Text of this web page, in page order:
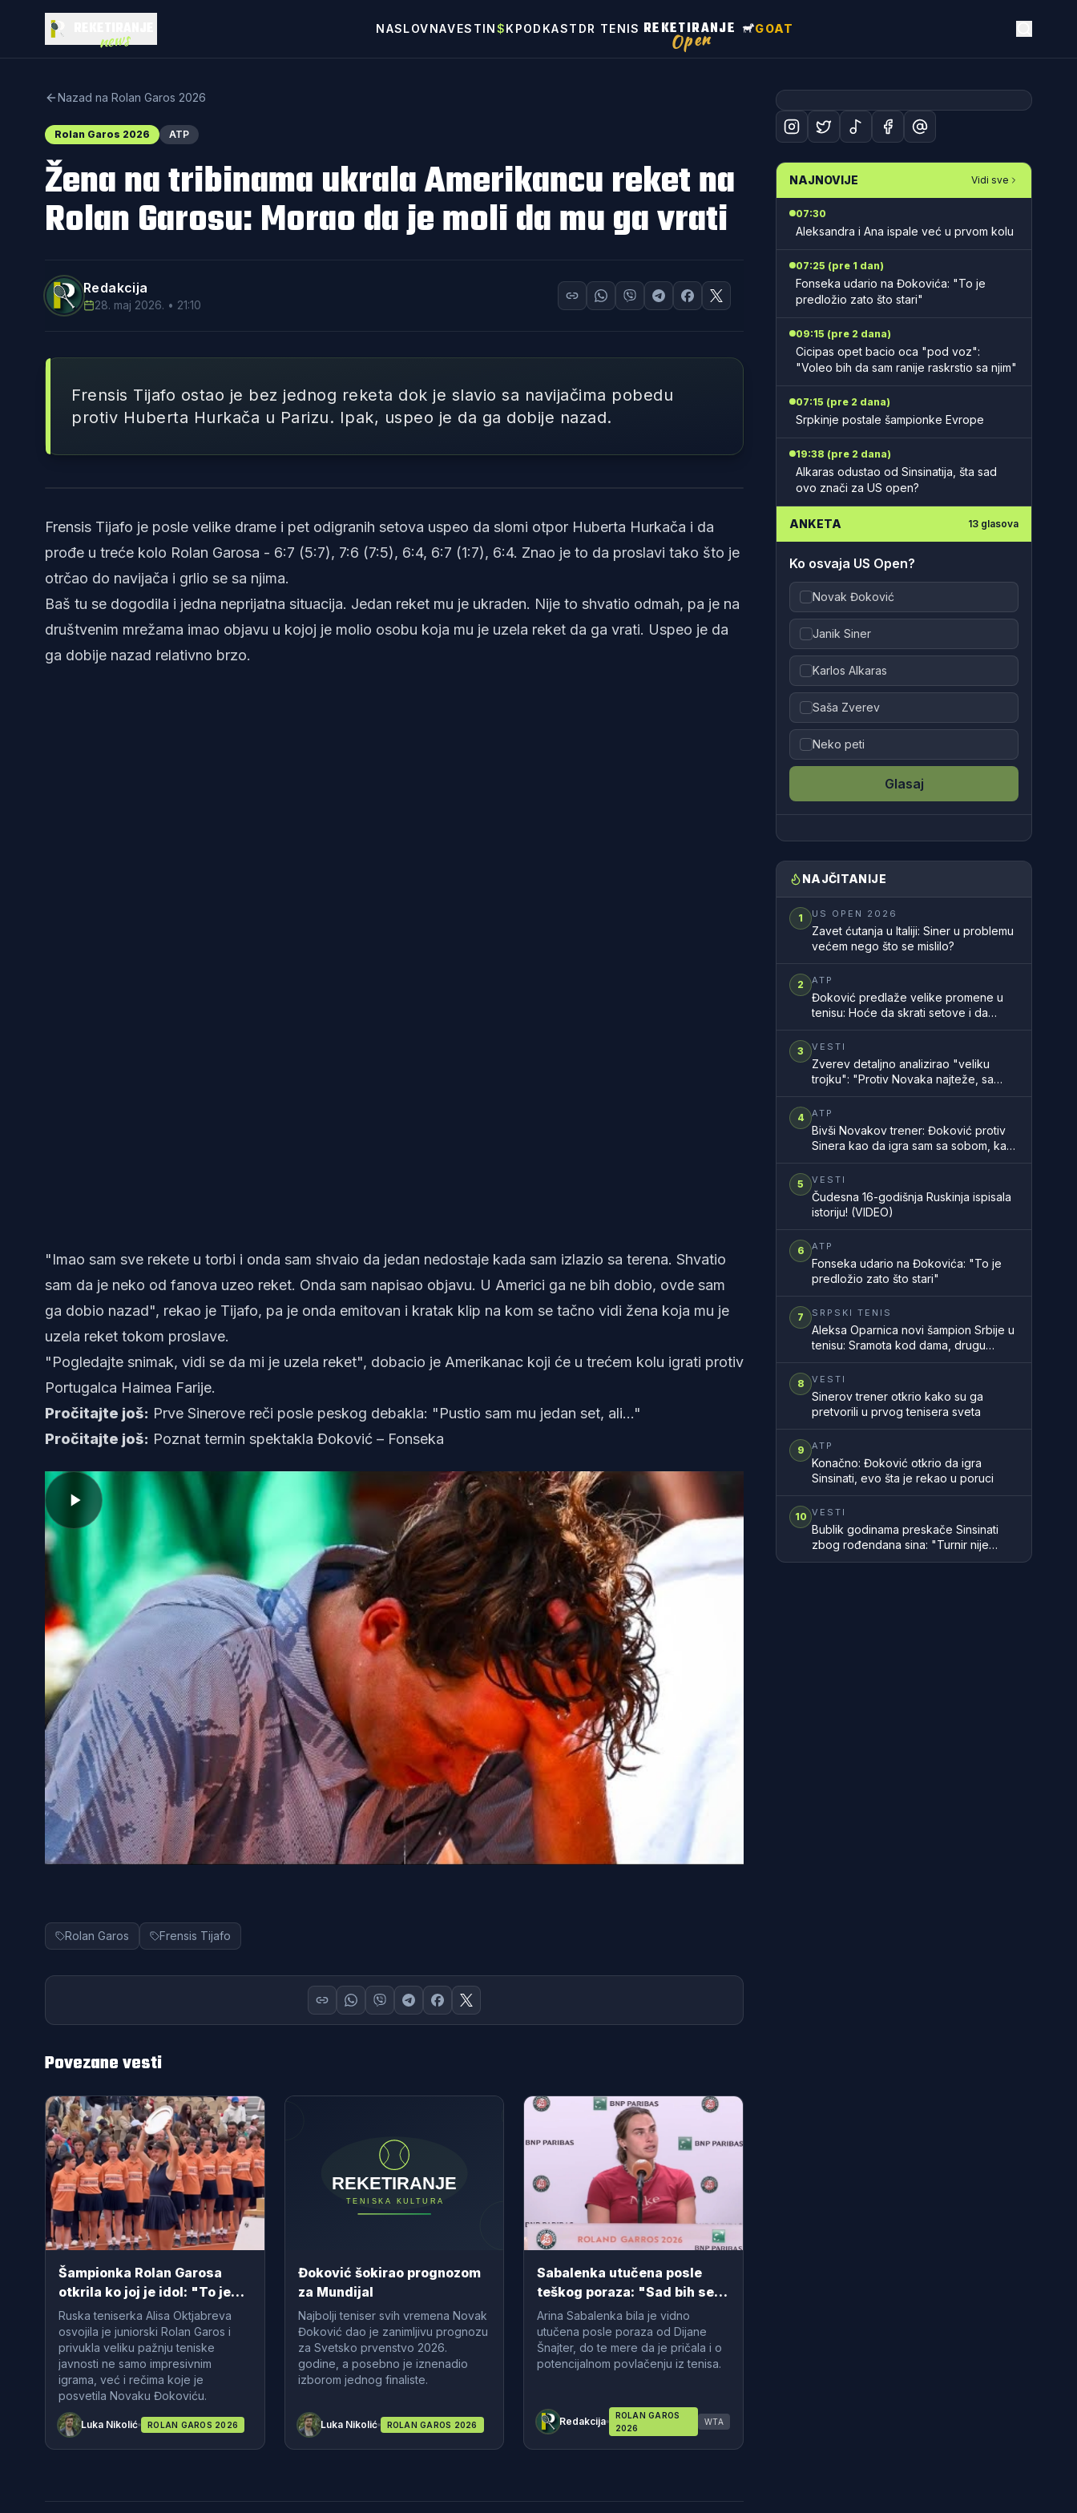
news NASLOVNAVESTIN$K PODKAST DR TENIS REKETIRANJE
Open GOAT
Nazad na Rolan Garos 2026
Rolan Garos 2026 ATP
Žena na tribinama ukrala Amerikancu reket na
Rolan Garosu: Morao da je moli da mu ga vrati
Redakcija
28. maj 2026. • 21:10
Frensis Tijafo ostao je bez jednog reketa dok je slavio sa navijačima pobedu
protiv Huberta Hurkača u Parizu. Ipak, uspeo je da ga dobije nazad.
Frensis Tijafo je posle velike drame i pet odigranih setova uspeo da slomi otpor Huberta Hurkača i da
prođe u treće kolo Rolan Garosa - 6:7 (5:7), 7:6 (7:5), 6:4, 6:7 (1:7), 6:4. Znao je to da proslavi tako što je
otrčao do navijača i grlio se sa njima.
Baš tu se dogodila i jedna neprijatna situacija. Jedan reket mu je ukraden. Nije to shvatio odmah, pa je na
društvenim mrežama imao objavu u kojoj je molio osobu koja mu je uzela reket da ga vrati. Uspeo je da
ga dobije nazad relativno brzo.
"Imao sam sve rekete u torbi i onda sam shvaio da jedan nedostaje kada sam izlazio sa terena. Shvatio
sam da je neko od fanova uzeo reket. Onda sam napisao objavu. U Americi ga ne bih dobio, ovde sam
ga dobio nazad", rekao je Tijafo, pa je onda emitovan i kratak klip na kom se tačno vidi žena koja mu je
uzela reket tokom proslave.
"Pogledajte snimak, vidi se da mi je uzela reket", dobacio je Amerikanac koji će u trećem kolu igrati protiv
Portugalca Haimea Farije.
Pročitajte još: Prve Sinerove reči posle peskog debakla: "Pustio sam mu jedan set, ali..."
Pročitajte još: Poznat termin spektakla Đoković – Fonseka
Rolan Garos Frensis Tijafo
Povezane vesti
Šampionka Rolan Garosa
otkrila ko joj je idol: "To je
bez ikakve sumnje Novak
Đoković"
Ruska teniserka Alisa Oktjabreva
osvojila je juniorski Rolan Garos i
privukla veliku pažnju teniske
javnosti ne samo impresivnim
igrama, već i rečima koje je
posvetila Novaku Đokoviću.
Luka Nikolić ROLAN GAROS 2026
Đoković šokirao prognozom
za Mundijal
Najbolji teniser svih vremena Novak
Đoković dao je zanimljivu prognozu
za Svetsko prvenstvo 2026.
godine, a posebno je iznenadio
izborom jednog finaliste.
Luka Nikolić ROLAN GAROS 2026
Sabalenka utučena posle
teškog poraza: "Sad bih se
povukla iz tenisa"
Arina Sabalenka bila je vidno
utučena posle poraza od Dijane
Šnajter, do te mere da je pričala i o
potencijalnom povlačenju iz tenisa.
Redakcija
ROLAN GAROS
2026
WTA
NAJNOVIJE Vidi sve
07:30
Aleksandra i Ana ispale već u prvom kolu
07:25 (pre 1 dan)
Fonseka udario na Đokovića: "To je
predložio zato što stari"
09:15 (pre 2 dana)
Cicipas opet bacio oca "pod voz":
"Voleo bih da sam ranije raskrstio sa njim"
07:15 (pre 2 dana)
Srpkinje postale šampionke Evrope
19:38 (pre 2 dana)
Alkaras odustao od Sinsinatija, šta sad
ovo znači za US open?
ANKETA 13 glasova
Ko osvaja US Open?
Novak Đoković
Janik Siner
Karlos Alkaras
Saša Zverev
Neko peti
Glasaj
NAJČITANIJE
1 US OPEN 2026
Zavet ćutanja u Italiji: Siner u problemu
većem nego što se mislilo?
2 ATP
Đoković predlaže velike promene u
tenisu: Hoće da skrati setove i da
3 VESTI
Zverev detaljno analizirao "veliku
trojku": "Protiv Novaka najteže, sa
4 ATP
Bivši Novakov trener: Đoković protiv
Sinera kao da igra sam sa sobom, kao
5 VESTI
Čudesna 16-godišnja Ruskinja ispisala
istoriju! (VIDEO)
6 ATP
Fonseka udario na Đokovića: "To je
predložio zato što stari"
7 SRPSKI TENIS
Aleksa Oparnica novi šampion Srbije u
tenisu: Sramota kod dama, drugu
zemlje
8 VESTI
Sinerov trener otkrio kako su ga
pretvorili u prvog tenisera sveta
9 ATP
Konačno: Đoković otkrio da igra
Sinsinati, evo šta je rekao u poruci
10 VESTI
Bublik godinama preskače Sinsinati
zbog rođendana sina: "Turnir nije
vredan propuštanja takvih trenutaka"